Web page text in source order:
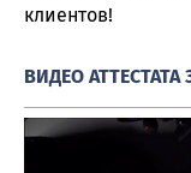
клиентов!
ВИДЕО АТТЕСТАТА